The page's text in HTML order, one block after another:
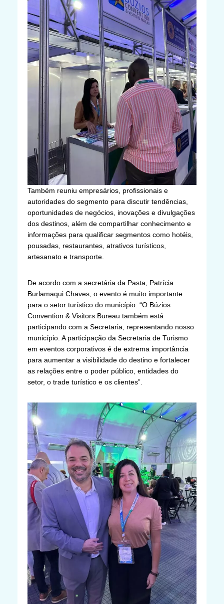
Também reuniu empresários, profissionais e
autoridades do segmento para discutir tendências,
oportunidades de negócios, inovações e divulgações
dos destinos, além de compartilhar conhecimento e
informações para qualificar segmentos como hotéis,
pousadas, restaurantes, atrativos turísticos,
artesanato e transporte.
De acordo com a secretária da Pasta, Patrícia
Burlamaqui Chaves, o evento é muito importante
para o setor turístico do município: “O Búzios
Convention & Visitors Bureau também está
participando com a Secretaria, representando nosso
município. A participação da Secretaria de Turismo
em eventos corporativos é de extrema importância
para aumentar a visibilidade do destino e fortalecer
as relações entre o poder público, entidades do
setor, o trade turístico e os clientes”.